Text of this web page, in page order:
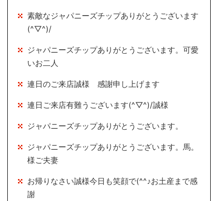
素敵なジャパニーズチップありがとうございます
(^▽^)/
ジャパニーズチップありがとうございます。可愛
いお二人
連日のご来店誠様 感謝申し上げます
連日ご来店有難うございます(^▽^)/誠様
ジャパニーズチップありがとうございます。
ジャパニーズチップありがとうございます。馬。
様ご夫妻
お帰りなさい誠様今日も笑顔で(^^♪お土産まで感
謝